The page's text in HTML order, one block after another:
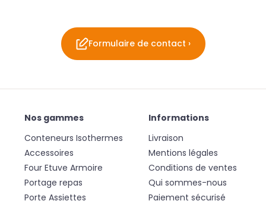
Formulaire de contact ›
Nos gammes
Conteneurs Isothermes
Accessoires
Four Etuve Armoire
Portage repas
Porte Assiettes
Informations
Livraison
Mentions légales
Conditions de ventes
Qui sommes-nous
Paiement sécurisé